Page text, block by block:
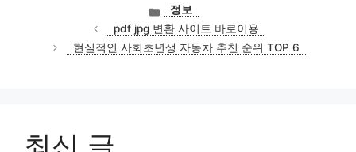
카
테
고
리
정보
pdf jpg 변환 사이트 바로이용
현실적인 사회초년생 자동차 추천 순위 TOP 6
최신 글